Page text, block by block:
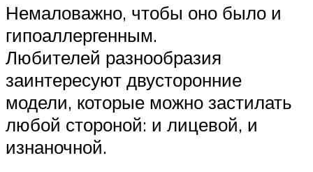
Немаловажно, чтобы оно было и
гипоаллергенным.
Любителей разнообразия
заинтересуют двусторонние
модели, которые можно застилать
любой стороной: и лицевой, и
изнаночной.